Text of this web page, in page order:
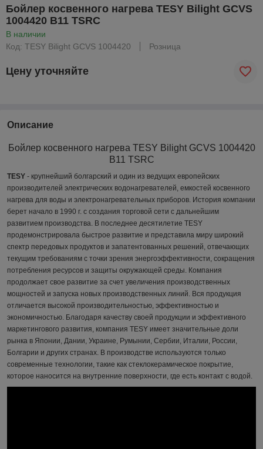
Бойлер косвенного нагрева TESY Bilight GCVS
1004420 B11 TSRC
В наличии
Код: TESY Bilight GCVS 1004420
Розница
Цену уточняйте
Описание
Бойлер косвенного нагрева TESY Bilight GCVS 1004420
B11 TSRC
TESY - крупнейший болгарский и один из ведущих европейских
производителей электрических водонагревателей, емкостей косвенного
нагрева для воды и электронагревательных приборов. История компании
берет начало в 1990 г. с создания торговой сети с дальнейшим
развитием производства. В последнее десятилетие TESY
продемонстрировала быстрое развитие и представила миру широкий
спектр передовых продуктов и запатентованных решений, отвечающих
текущим требованиям с точки зрения энергоэффективности, сокращения
потребления ресурсов и защиты окружающей среды. Компания
продолжает свое развитие за счет увеличения производственных
мощностей и запуска новых производственных линий. Вся продукция
отличается высокой производительностью, эффективностью и
экономичностью. Благодаря качеству своей продукции и эффективного
маркетингового развития, компания TESY имеет значительные доли
рынка в Японии, Дании, Украине, Румынии, Сербии, Италии, России,
Болгарии и других странах. В производстве используются только
современные технологии, такие как стеклокерамическое покрытие,
которое наносится на внутренние поверхности, где есть контакт с водой.